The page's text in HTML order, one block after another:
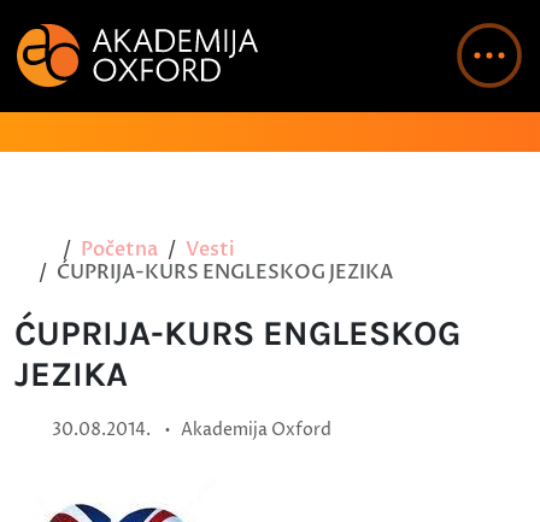
Početna
Vesti
ĆUPRIJA-KURS ENGLESKOG JEZIKA
ĆUPRIJA-KURS ENGLESKOG
JEZIKA
30.08.2014. • Akademija Oxford